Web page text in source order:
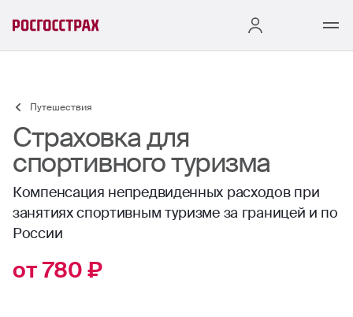
Путешествия
Страховка для
спортивного туризма
Компенсация непредвиденных расходов при
занятиях спортивным туризме за границей и по
России
от 780 ₽